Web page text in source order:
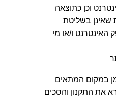
וכן כתוצאה
שאינן בשליטת
ו/או מי
המתאים
את התקנון והסכים